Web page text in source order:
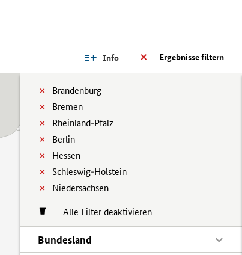
Ergebnisse filtern
Info
Brandenburg
Bremen
Rheinland-Pfalz
Berlin
Hessen
Schleswig-Holstein
Niedersachsen
Alle Filter deaktivieren
Bundesland